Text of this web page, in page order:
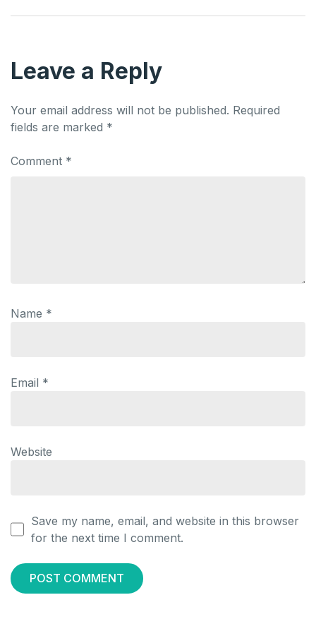
Leave a Reply
Your email address will not be published. Required
fields are marked *
Comment *
Name *
Email *
Website
Save my name, email, and website in this browser
for the next time I comment.